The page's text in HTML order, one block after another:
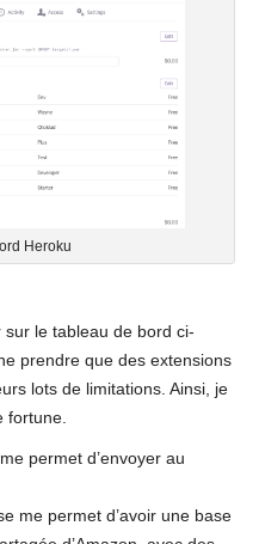
Heroku
le tableau de bord ci-
prendre que des extensions
lots de limitations. Ainsi, je
fortune.
permet d’envoyer au
me permet d’avoir une base